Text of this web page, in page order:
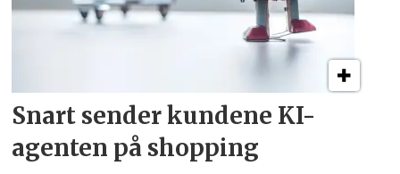
Snart sender kundene KI-
agenten på shopping